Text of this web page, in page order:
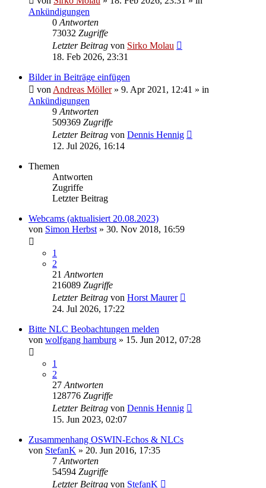
Ankündigungen
0 Antworten
73032 Zugriffe
Letzter Beitrag von Sirko Molau
18. Feb 2026, 23:31
Bilder in Beiträge einfügen
von Andreas Möller» 9. Apr 2021, 12:41 » in
Ankündigungen
9 Antworten
509369 Zugriffe
Letzter Beitrag von Dennis Hennig
12. Jul 2026, 16:14
Themen
Antworten
Zugriffe
Letzter Beitrag
Webcams (aktualisiert 20.08.2023)
von Simon Herbst » 30. Nov 2018, 16:59
1
2
21 Antworten
216089 Zugriffe
Letzter Beitrag von Horst Maurer
24. Jul 2026, 17:22
Bitte NLC Beobachtungen melden
von wolfgang hamburg » 15. Jun 2012, 07:28
1
2
27 Antworten
128776 Zugriffe
Letzter Beitrag von Dennis Hennig
15. Jun 2023, 02:07
Zusammenhang OSWIN-Echos & NLCs
von StefanK » 20. Jun 2016, 17:35
7 Antworten
54594 Zugriffe
Letzter Beitrag von StefanK